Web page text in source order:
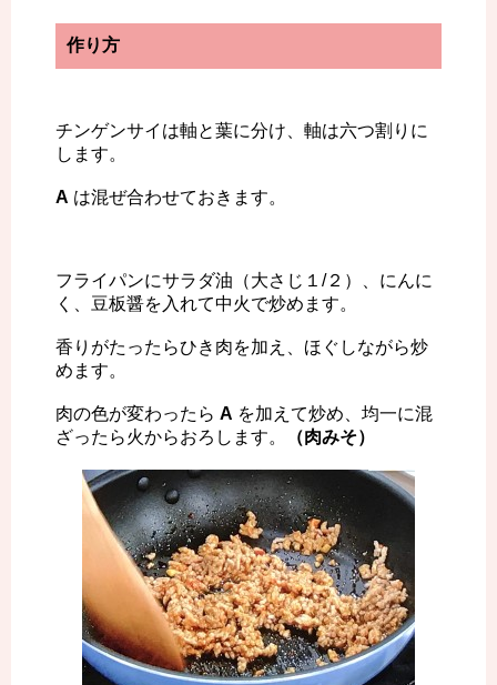
作り方
チンゲンサイは軸と葉に分け、軸は六つ割りに
します。
A は混ぜ合わせておきます。
フライパンにサラダ油（大さじ１/２）、にんに
く、豆板醤を入れて中火で炒めます。
香りがたったらひき肉を加え、ほぐしながら炒
めます。
肉の色が変わったら A を加えて炒め、均一に混
ざったら火からおろします。
（肉みそ）